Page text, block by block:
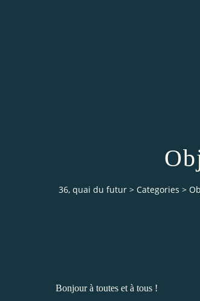
36, quai du futur > Categories >
Bonjour à toutes et à tous !